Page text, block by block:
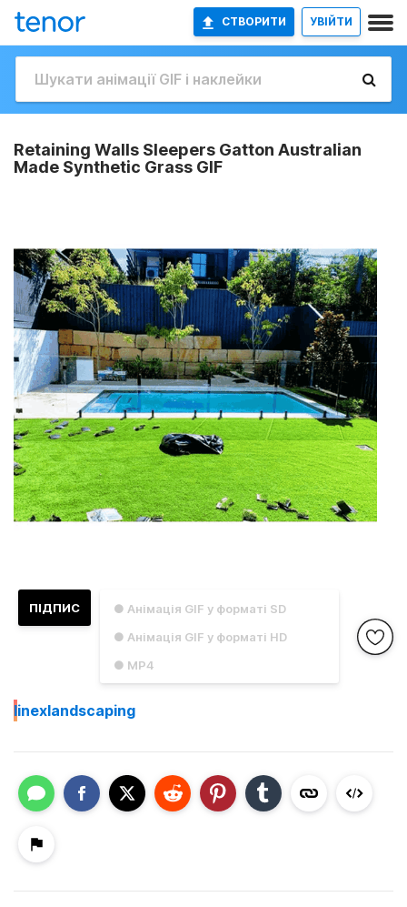
СТВОРИТИ УВІЙТИ
Retaining Walls Sleepers Gatton Australian
Made Synthetic Grass GIF
● Анімація GIF у форматі SD
● Анімація GIF у форматі HD
● MP4
ПІДПИС
Iinexlandscaping